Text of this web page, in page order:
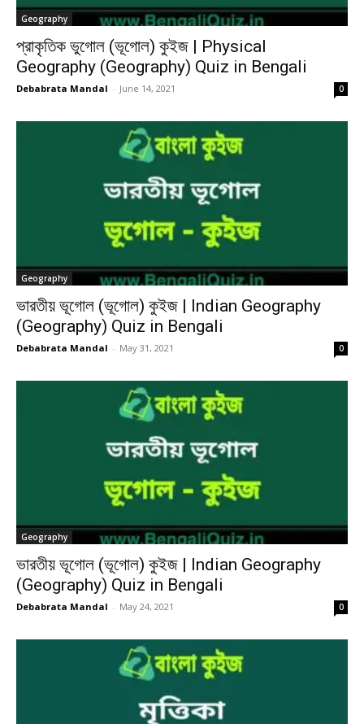
Geography
প্রাকৃতিক ভুগোল (ভূগোল) কুইজ | Physical
Geography (Geography) Quiz in Bengali
Debabrata Mandal - June 14, 2021 0
Geography
ভারতীয় ভূগোল (ভূগোল) কুইজ | Indian Geography
(Geography) Quiz in Bengali
Debabrata Mandal - May 31, 2021 0
Geography
ভারতীয় ভূগোল (ভূগোল) কুইজ | Indian Geography
(Geography) Quiz in Bengali
Debabrata Mandal - May 24, 2021 0